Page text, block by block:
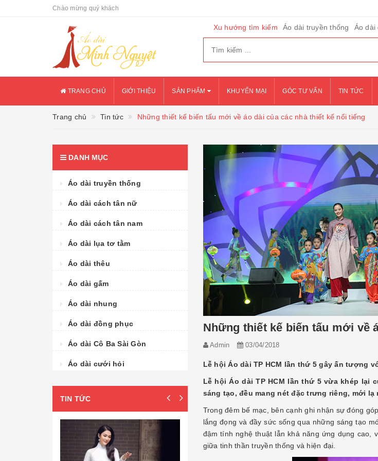
Chào mừng quý khách
Xu hướng tìm kiếm Áo dài truyền thống Áo dài
TRANG CHỦ GIỚI THIỆU SẢN PHẨM KHUYẾN MẠI GÓC TƯ VẤN TIN TỨC
Trang chủ Tin tức Những thiết kế biến tấu mới về áo dài của các nhà thiết kế nổi tiếng
Những thiết kế biến tấu mới về
Admin 03/04/2018
Lễ hội Áo dài TP HCM lần thứ 5 gây ấn tượng
Lễ hội Áo dài TP HCM lần thứ 5 vừa khép
sáng tạo, đều mang nét đặc trưng riêng, mới
Trong đêm bế mạc, bên cạnh ghi nhận sự đóng
lắng đọng và đầy sức sống qua những sáng tạo
đậm tính nghệ thuật lẫn khả năng ứng dụng cao,
giữa tinh thần truyền thống và hiện đại.
DANH MỤC
Áo dài truyền thống
Áo dài cách tân nữ
Áo dài cách tân nam
Áo dài lụa tơ tằm
Áo dài thêu
Áo dài gấm
Áo dài nhung
Áo dài đồng phục
Áo dài Cô Ba Sài Gòn
Áo dài cưới hỏi
TIN TỨC